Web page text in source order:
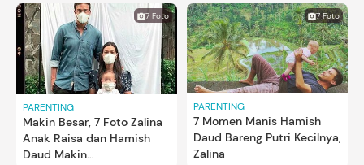
7 Foto
PARENTING
Makin Besar, 7 Foto Zalina
Anak Raisa dan Hamish
Daud Makin
7 Foto
PARENTING
7 Momen Manis Hamish
Daud Bareng Putri Kecilnya,
Zalina